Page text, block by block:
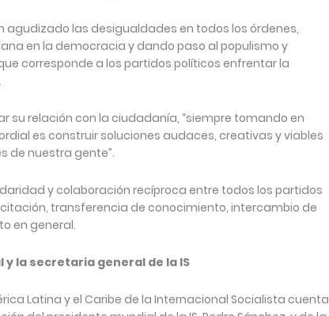
agudizado las desigualdades en todos los órdenes,
en la democracia y dando paso al populismo y
corresponde a los partidos políticos enfrentar la
su relación con la ciudadanía, “siempre tomando en
es construir soluciones audaces, creativas y viables
de nuestra gente”.
y colaboración recíproca entre todos los partidos
transferencia de conocimiento, intercambio de
en general.
la secretaria general de la IS
Latina y el Caribe de la Internacional Socialista cuenta